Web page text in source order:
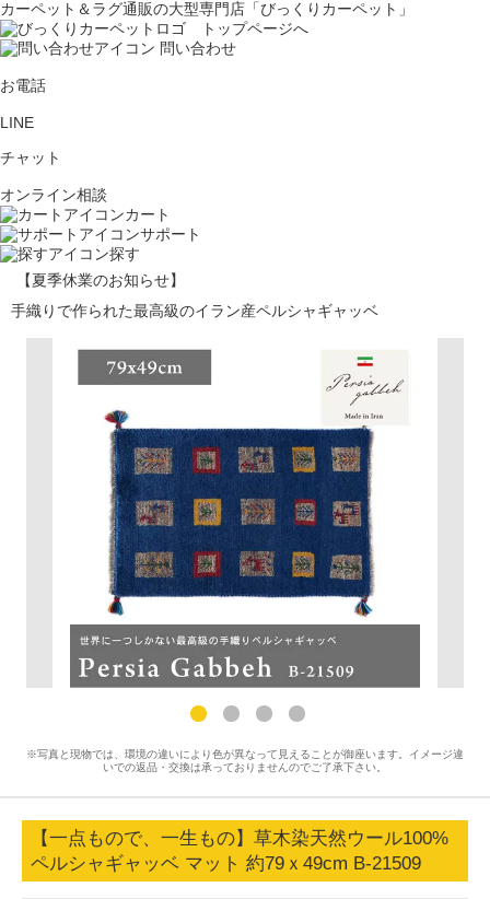
カーペット＆ラグ通販の大型専門店「びっくりカーペット」
問い合わせ
お電話
LINE
チャット
オンライン相談
カート
サポート
探す
【夏季休業のお知らせ】
手織りで作られた最高級のイラン産ペルシャギャッベ
※写真と現物では、環境の違いにより色が異なって見えることが御座います。イメージ違
いでの返品・交換は承っておりませんのでご了承下さい。
【一点もので、一生もの】草木染天然ウール100%
ペルシャギャッベ マット 約79ｘ49cm B-21509